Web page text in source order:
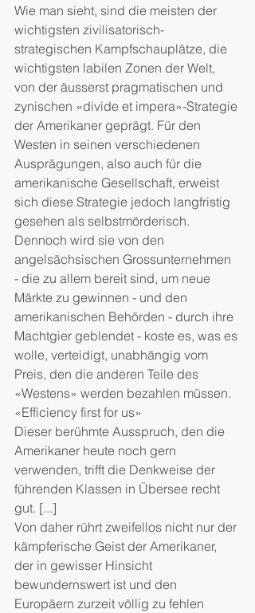
Wie man sieht, sind die meisten der
wichtigsten zivilisatorisch-
strategischen Kampfschauplätze, die
wichtigsten labilen Zonen der Welt,
von der äusserst pragmatischen und
zynischen «divide et impera»-Strategie
der Amerikaner geprägt. Für den
Westen in seinen verschiedenen
Ausprägungen, also auch für die
amerikanische Gesellschaft, erweist
sich diese Strategie jedoch langfristig
gesehen als selbstmörderisch.
Dennoch wird sie von den
angelsächsischen Grossunternehmen
- die zu allem bereit sind, um neue
Märkte zu gewinnen - und den
amerikanischen Behörden - durch ihre
Machtgier geblendet - koste es, was es
wolle, verteidigt, unabhängig vom
Preis, den die anderen Teile des
«Westens» werden bezahlen müssen.
«Efficiency first for us»
Dieser berühmte Ausspruch, den die
Amerikaner heute noch gern
verwenden, trifft die Denkweise der
führenden Klassen in Übersee recht
gut. [...]
Von daher rührt zweifellos nicht nur der
kämpferische Geist der Amerikaner,
der in gewisser Hinsicht
bewundernswert ist und den
Europäern zurzeit völlig zu fehlen